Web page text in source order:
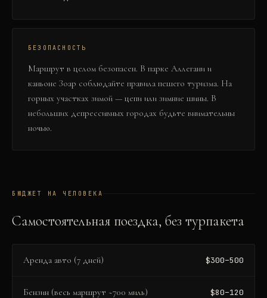
БЕЗОПАСНОСТЬ
Маршрут в целом безопасен. В парке Аллегани и
каньоне Зоар соблюдайте правила пешего туризма. На
горных участках зимой — цепи или зимние шины. В
небольших депрессивных городах будьте внимательны
ночью.
БЮДЖЕТ НА ЧЕЛОВЕКА
Самостоятельная поездка, без турпакета
Аренда авто (7 дней) $300–500
Бензин (весь маршрут ~700 миль) $80–120